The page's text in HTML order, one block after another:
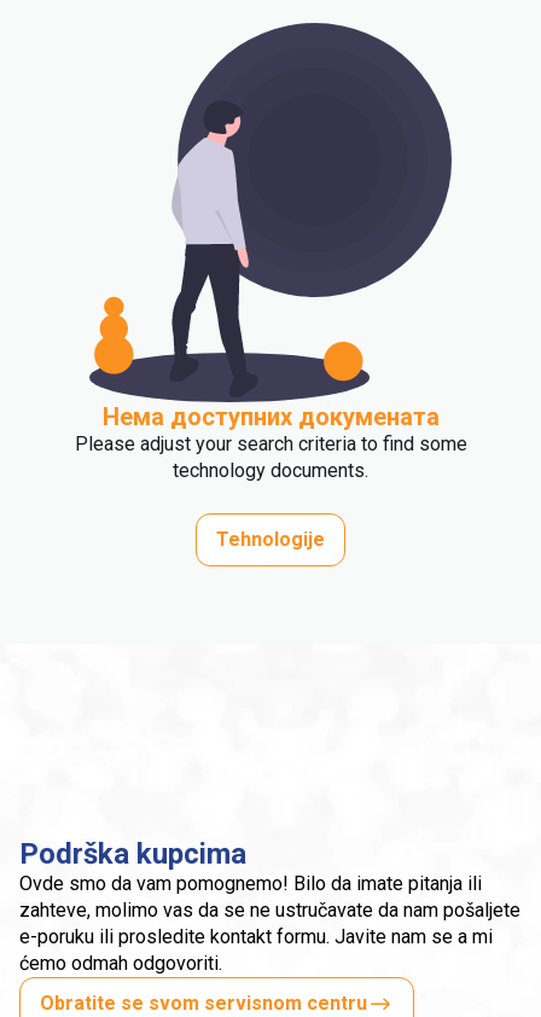
Нема доступних докумената
Please adjust your search criteria to find some
technology documents.
Tehnologije
Podrška kupcima
Ovde smo da vam pomognemo! Bilo da imate pitanja ili
zahteve, molimo vas da se ne ustručavate da nam pošaljete
e-poruku ili prosledite kontakt formu. Javite nam se a mi
ćemo odmah odgovoriti.
Obratite se svom servisnom centru